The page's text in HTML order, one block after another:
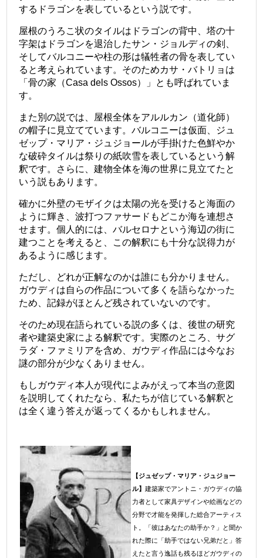
するドラゴンを表しているという説です。
屋根のうろこ状のタイルはドラゴンの背中、塔の十
字架はドラゴンを退治したサン・ジョルディの剣、
そしてバルコニーや柱の形は犠牲者の骨を表してい
ると考えられています。そのためカサ・バトリョは
「骨の家（Casa dels Ossos）」とも呼ばれていま
す。
また別の説では、屋根全体をアルルカン（道化師）
の帽子に見立てています。バルコニーは仮面、ジュ
ゼップ・マリア・ジュジョールが手掛けた色鮮やか
な破砕タイルは祭りの紙吹雪を表しているという解
釈です。さらに、建物全体を海の世界に見立てたと
いう説もあります。
確かに外壁のモザイクは太陽の光を受けると海面の
ように輝き、波打つファサードもどこか海を連想さ
せます。個人的には、バルセロナという海辺の街に
建つことを考えると、この解釈にも十分な説得力が
あるように感じます。
ただし、どれが正解なのかは誰にも分かりません。
ガウディは自らの作品について多くを語らなかった
ため、記録がほとんど残されていないのです。
そのため現在語られている説の多くは、後世の研究
者や建築史家による解釈です。実際のところ、サグ
ラダ・ファミリアを含め、ガウディ作品には今なお
謎の部分が少なくありません。
もしガウディ本人が現代によみがえって本当の意図
を説明してくれたなら、私たちが信じている解釈と
は全く違う答えが返ってくるかもしれません。
【ジュゼップ・マリア・ジュジョー
ル】建築家でアントニ・ガウディの協
力者として家具デザインや絵画などの
分野で才能を発揮した総合アーティス
ト。「彼はあなたの助手か？」と聞か
れた際に「助手ではない兄弟だと」答
えたと言う逸話も残るほどガウディの